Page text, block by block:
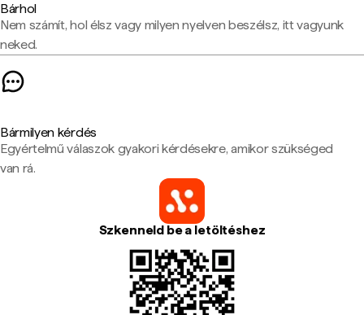
Bárhol
Nem számít, hol élsz vagy milyen nyelven beszélsz, itt vagyunk
neked.
Bármilyen kérdés
Egyértelmű válaszok gyakori kérdésekre, amikor szükséged
van rá.
Szkenneld be a letöltéshez